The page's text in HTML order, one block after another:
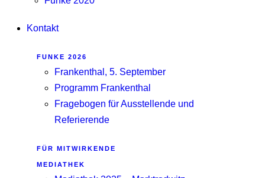
Kontakt
FUNKE 2026
Frankenthal, 5. September
Programm Frankenthal
Fragebogen für Ausstellende und
Referierende
FÜR MITWIRKENDE
MEDIATHEK